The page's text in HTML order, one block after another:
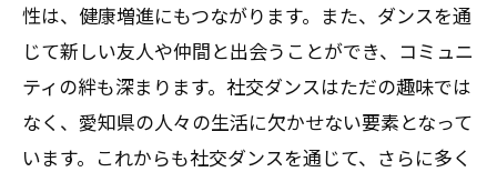
性は、健康増進にもつながります。また、ダンスを通
じて新しい友人や仲間と出会うことができ、コミュニ
ティの絆も深まります。社交ダンスはただの趣味では
なく、愛知県の人々の生活に欠かせない要素となって
います。これからも社交ダンスを通じて、さらに多く